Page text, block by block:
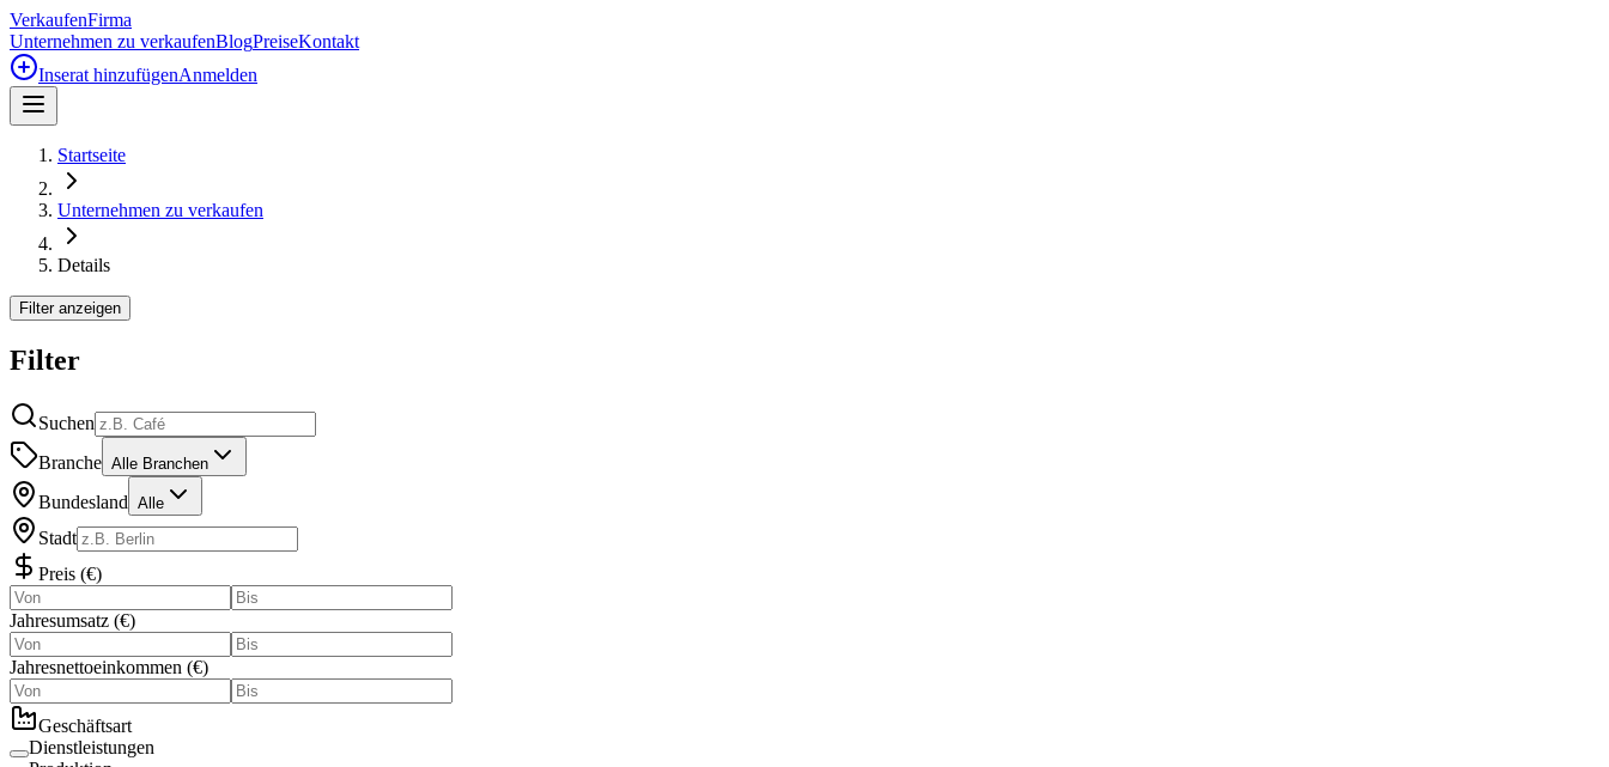
VerkaufenFirma
Unternehmen zu verkaufenBlogPreiseKontakt
Inserat hinzufügenAnmelden
Startseite
Unternehmen zu verkaufen
Details
Filter anzeigen
Filter
Suchen
Branche Alle Branchen
Bundesland Alle
Stadt
Preis (€)
Jahresumsatz (€)
Jahresnettoeinkommen (€)
Geschäftsart
Dienstleistungen